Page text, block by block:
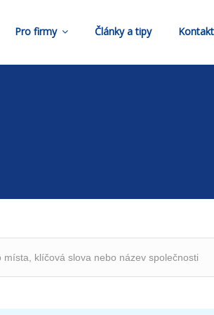
Pro firmy Články a tipy Kontakt